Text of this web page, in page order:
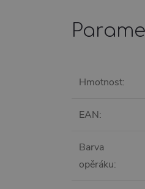
Hmotnost:
EAN:
Barva
opěráku: